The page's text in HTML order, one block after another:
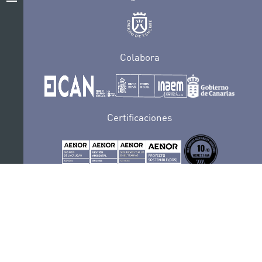
Colabora
Certificaciones